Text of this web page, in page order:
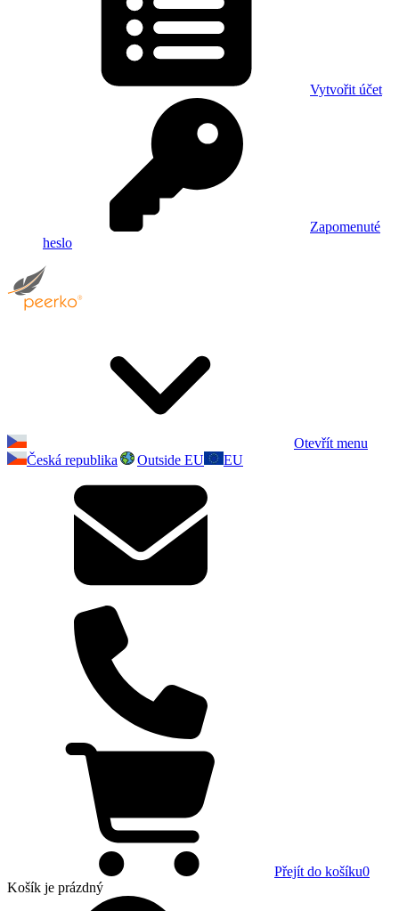
Vytvořit účet
Zapomenuté
heslo
Otevřít menu
Česká republika
Outside EU EU
Přejít do košíku0
Košík je prázdný